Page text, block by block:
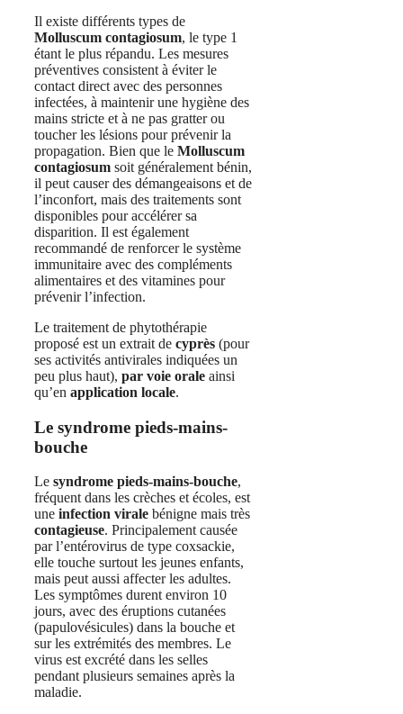
Il existe différents types de
Molluscum contagiosum, le type 1
étant le plus répandu. Les mesures
préventives consistent à éviter le
contact direct avec des personnes
infectées, à maintenir une hygiène des
mains stricte et à ne pas gratter ou
toucher les lésions pour prévenir la
propagation. Bien que le Molluscum
contagiosum soit généralement bénin,
il peut causer des démangeaisons et de
l’inconfort, mais des traitements sont
disponibles pour accélérer sa
disparition. Il est également
recommandé de renforcer le système
immunitaire avec des compléments
alimentaires et des vitamines pour
prévenir l’infection.
Le traitement de phytothérapie
proposé est un extrait de cyprès (pour
ses activités antivirales indiquées un
peu plus haut), par voie orale ainsi
qu’en application locale.
Le syndrome pieds-mains-
bouche
Le syndrome pieds-mains-bouche,
fréquent dans les crèches et écoles, est
une infection virale bénigne mais très
contagieuse. Principalement causée
par l’entérovirus de type coxsackie,
elle touche surtout les jeunes enfants,
mais peut aussi affecter les adultes.
Les symptômes durent environ 10
jours, avec des éruptions cutanées
(papulovésicules) dans la bouche et
sur les extrémités des membres. Le
virus est excrété dans les selles
pendant plusieurs semaines après la
maladie.